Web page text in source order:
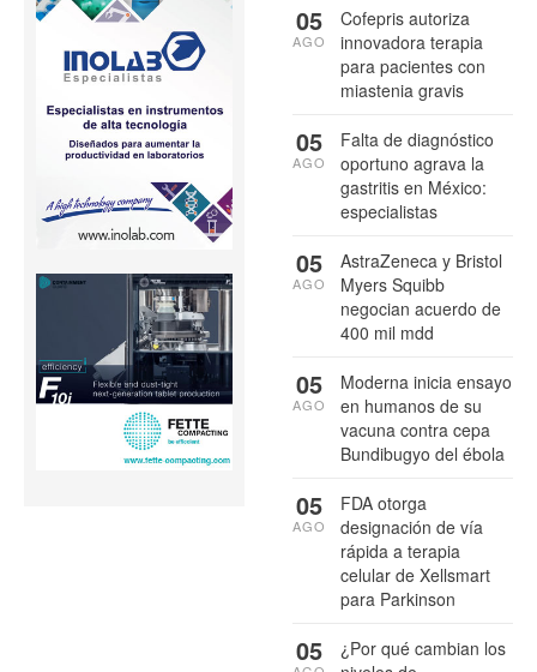
Cofepris autoriza
innovadora terapia
para pacientes con
miastenia gravis
05
AGO
Falta de diagnóstico
oportuno agrava la
gastritis en México:
especialistas
05
AGO
AstraZeneca y Bristol
Myers Squibb
negocian acuerdo de
400 mil mdd
05
AGO
Moderna inicia ensayo
en humanos de su
vacuna contra cepa
Bundibugyo del ébola
05
AGO
FDA otorga
designación de vía
rápida a terapia
celular de Xellsmart
para Parkinson
05
AGO
¿Por qué cambian los
05